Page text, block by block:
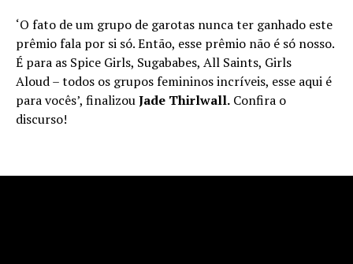
‘O fato de um grupo de garotas nunca ter ganhado este
prêmio fala por si só. Então, esse prêmio não é só nosso.
É para as Spice Girls, Sugababes, All Saints, Girls
Aloud – todos os grupos femininos incríveis, esse aqui é
para vocês’, finalizouJade Thirlwall. Confira o
discurso!